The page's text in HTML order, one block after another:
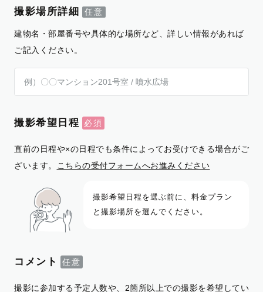
撮影場所詳細
建物名・部屋番号や具体的な場所など、詳しい情報があれば
ご記入ください。
撮影希望日程
直前の日程や×の日程でも条件によってお受けできる場合がご
ざいます。
こちらの受付フォームへお進みください
撮影希望日程を選ぶ前に、料金プラン
と撮影場所を選んでください。
コメント
撮影に参加する予定人数や、2箇所以上での撮影を希望してい